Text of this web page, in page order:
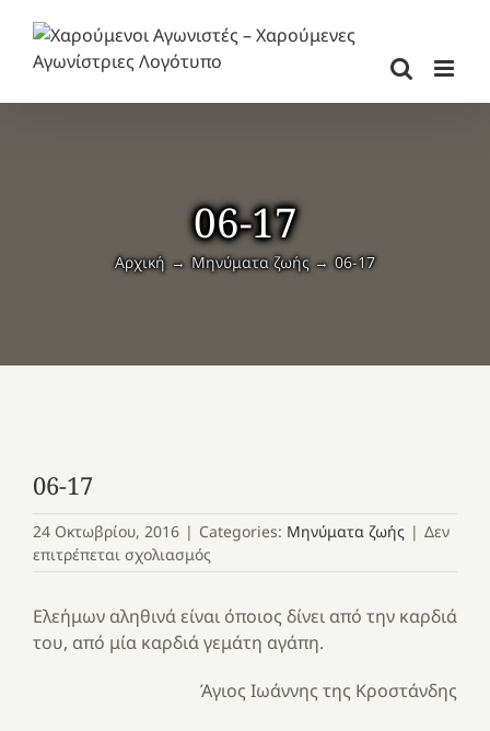
περιεχόμενο
06-17
Αρχική Μηνύματα ζωής 06-17
06-17
24 Οκτωβρίου, 2016 | Categories: Μηνύματα ζωής | Δεν
επιτρέπεται σχολιασμός
Ελεήμων αληθινά είναι όποιος δίνει από την καρδιά
του, από μία καρδιά γεμάτη αγάπη.
Άγιος Ιωάννης της Κροστάνδης